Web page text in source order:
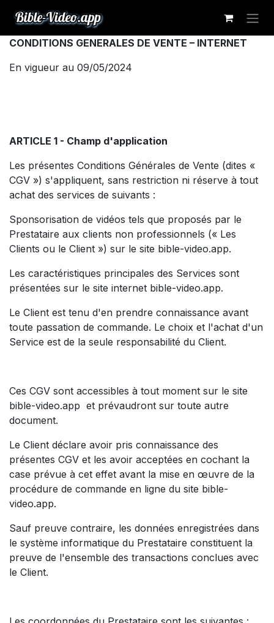
CONDITIONS GENERALES DE VENTE – INTERNET
En vigueur au 09/05/2024
ARTICLE 1 - Champ d'application
Les présentes Conditions Générales de Vente (dites «
CGV ») s'appliquent, sans restriction ni réserve à tout
achat des services de suivants :
Sponsorisation de vidéos tels que proposés par le
Prestataire aux clients non professionnels (« Les
Clients ou le Client ») sur le site bible-video.app.
Les caractéristiques principales des Services sont
présentées sur le site internet bible-video.app.
Le Client est tenu d'en prendre connaissance avant
toute passation de commande. Le choix et l'achat d'un
Service est de la seule responsabilité du Client.
Ces CGV sont accessibles à tout moment sur le site
bible-video.app et prévaudront sur toute autre
document.
Le Client déclare avoir pris connaissance des
présentes CGV et les avoir acceptées en cochant la
case prévue à cet effet avant la mise en œuvre de la
procédure de commande en ligne du site bible-
video.app.
Sauf preuve contraire, les données enregistrées dans
le système informatique du Prestataire constituent la
preuve de l'ensemble des transactions conclues avec
le Client.